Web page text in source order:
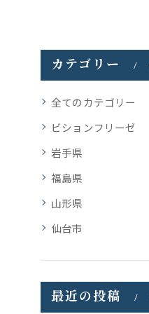
カテゴリー
全てのカテゴリー
ビションフリーゼ
岩手県
福島県
山形県
仙台市
最近の投稿